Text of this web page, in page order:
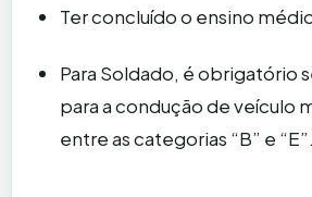
Ter concluído o ensino
Para Soldado, é obrigatório
para a condução de veículo
entre as categorias “B” e “E”.